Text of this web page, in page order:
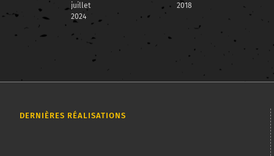
juillet
2024
2018
DERNIÈRES RÉALISATIONS